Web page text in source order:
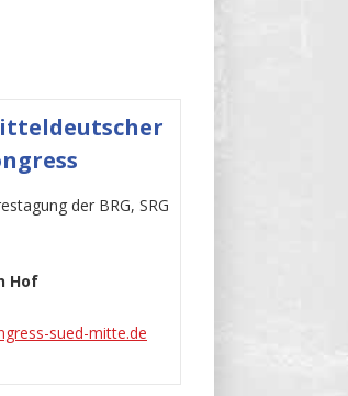
der BRG, SRG
Hof
sued-mitte.de